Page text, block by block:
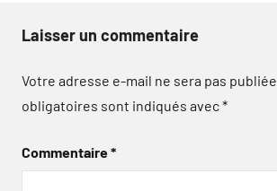
Laisser un commentaire
Votre adresse e-mail ne sera pas publiée.
obligatoires sont indiqués avec*
Commentaire*